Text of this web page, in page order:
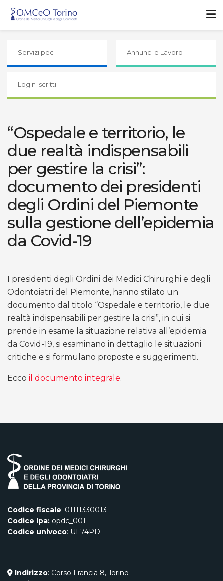
Servizi pec Annunci e Lavoro
Login iscritti
“Ospedale e territorio, le
due realtà indispensabili
per gestire la crisi”:
documento dei presidenti
degli Ordini del Piemonte
sulla gestione dell’epidemia
da Covid-19
I presidenti degli Ordini dei Medici Chirurghi e degli
Odontoiatri del Piemonte, hanno stilato un
documento dal titolo “Ospedale e territorio, le due
realtà indispensabili per gestire la crisi”, in cui si
prende in esame la situazione relativa all’epidemia
da Covid-19, si esaminano in dettaglio le situazioni
critiche e si formulano proposte e suggerimenti.
Ecco il documento integrale.
Codice fiscale: 01111330013
Codice Ipa: opdc_001
Codice univoco: UF74PD
Indirizzo: Corso Francia 8, Torino